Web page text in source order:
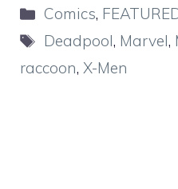
Categorie
Comics,
Tag
Deadpool, Marvel,
raccoon, X-Men